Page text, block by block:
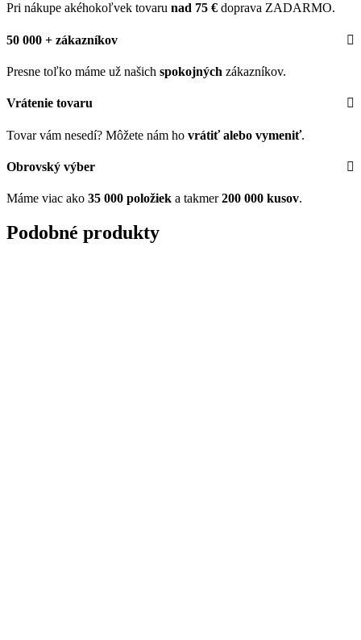
Pri nákupe akéhokoľvek tovaru nad 75 € doprava ZADARMO.
50 000 + zákazníkov
Presne toľko máme už našich spokojných zákazníkov.
Vrátenie tovaru
Tovar vám nesedí? Môžete nám ho vrátiť alebo vymeniť.
Obrovský výber
Máme viac ako 35 000 položiek a takmer200 000 kusov.
Podobné produkty